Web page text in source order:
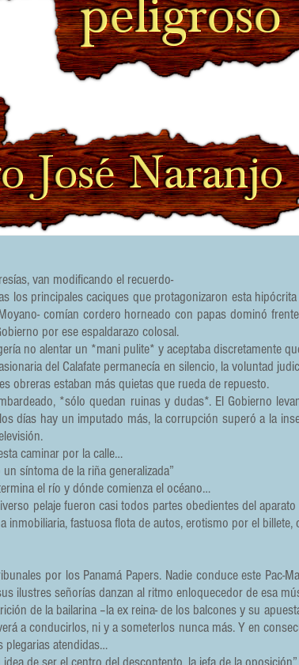
van modificando el recuerdo-
los principales caciques que protagonizaron esta
comían cordero horneado con papas dominó
por ese espaldarazo colosal.
no alentar un *mani pulite* y aceptaba discretamente
del Calafate permanecía en silencio, la voluntad
obreras estaban más quietas que rueda de repuesto.
*sólo quedan ruinas y dudas*. El Gobierno
días hay un imputado más, la corrupción superó a la
caminar por la calle…
síntoma de la riña generalizada”
el río y dónde comienza el océano…
pelaje fueron casi todos partes obedientes del
fastuosa flota de autos, erotismo por el billete,
por los Panamá Papers. Nadie conduce este Pac-
ilustres señorías danzan al ritmo enloquecedor de esa
de la bailarina –la ex reina- de los balcones y su
a conducirlos, ni y a someterlos nunca más. Y en
plegarias atendidas…